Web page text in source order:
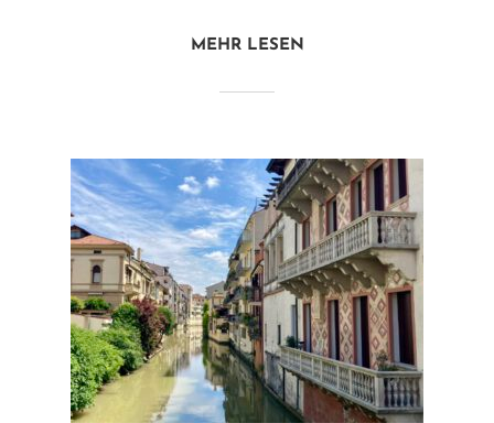
1 Minuten zu lesen
MEHR LESEN